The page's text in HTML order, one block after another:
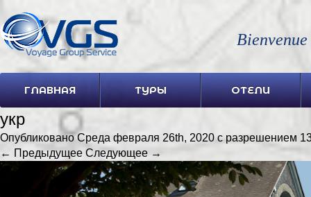
ГЛАВНАЯ ТУРЫ ОТЕЛИ
укр
ОпубликованоСреда февраля 26th, 2020с разрешением
← Предыдущее Следующее →